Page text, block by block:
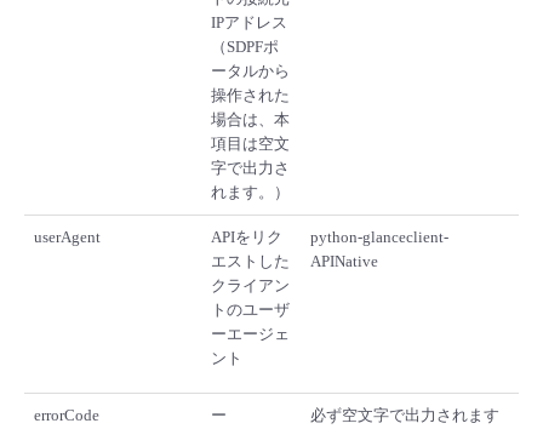
IPアドレス
（SDPFポ
ータルから
操作された
場合は、本
項目は空文
字で出力さ
れます。）
userAgent
APIをリク
エストした
クライアン
トのユーザ
ーエージェ
ント
python-glanceclient-
APINative
errorCode ー 必ず空文字で出力されます